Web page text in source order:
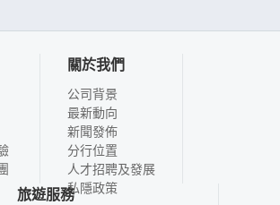
關於我們
公司背景
最新動向
新聞發佈
分行位置
人才招聘及發展
私隱政策
旅遊服務